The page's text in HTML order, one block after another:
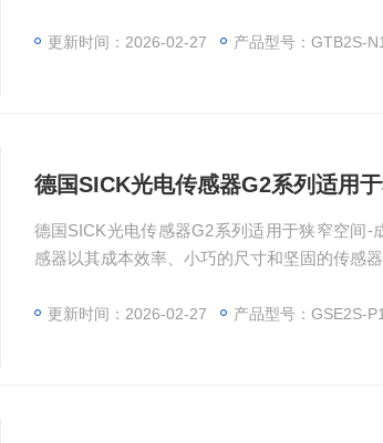
广泛。由于性能*的背景抑制功能，传感器还
更新时间：2026-02-27 产品型号：GTB2S-N1451 系列
德国SICK光电传感器G2系列适用
德国SICK光电传感器G2系列适用于狭窄空间
感器以其成本效率、小巧的尺寸和坚固的传感
广泛。由于性能*的背景抑制功能，传感器还
更新时间：2026-02-27 产品型号：GSE2S-P1311